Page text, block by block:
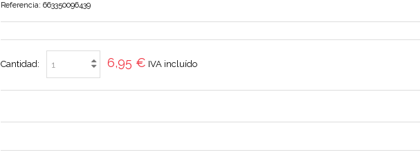
Referencia: 663350096439
Cantidad: 6,95 € IVA incluído